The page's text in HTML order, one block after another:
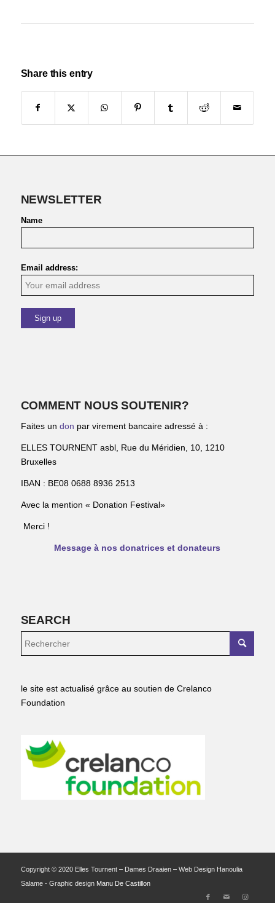
Share this entry
NEWSLETTER
Name
Email address:
COMMENT NOUS SOUTENIR?
Faites un don par virement bancaire adressé à :
ELLES TOURNENT asbl, Rue du Méridien, 10, 1210
Bruxelles
IBAN : BE08 0688 8936 2513
Avec la mention « Donation Festival»
Merci !
Message à nos donatrices et donateurs
SEARCH
le site est actualisé grâce au soutien de Crelanco
Foundation
Copyright © 2020 Elles Tournent – Dames Draaien – Web Design Hanoulia
Salame - Graphic design Manu De Castillon